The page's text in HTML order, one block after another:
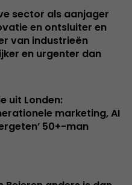
sector als aanjager
en ontsluiter en
van industrieën
en urgenter dan
uit Londen:
marketing, AI
50+-man